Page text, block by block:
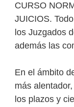
CURSO
JUICIOS.
los Juzgados
además las
En el ámbito
más
los plazos y